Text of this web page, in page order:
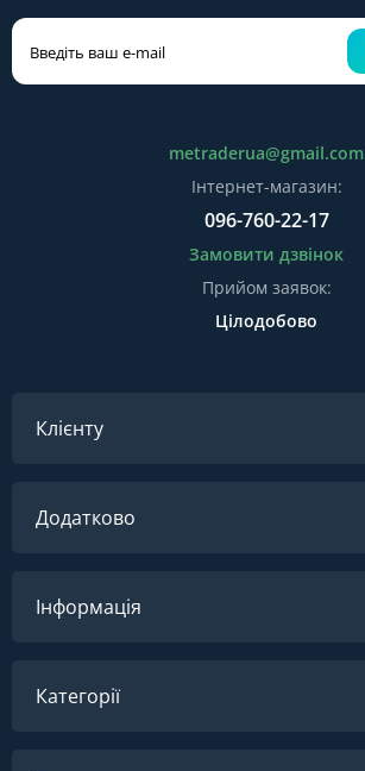
metraderua@gmail.com
Інтернет-магазин:
096-760-22-17
Замовити дзвінок
Прийом заявок:
Цілодобово
Клієнту
Додатково
Інформація
Категорії